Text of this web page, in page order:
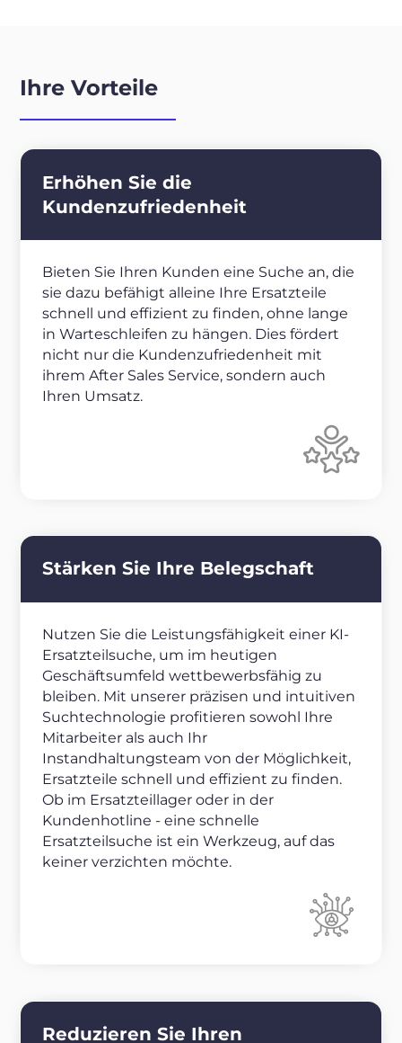
Ihre Vorteile
Erhöhen Sie die
Kundenzufriedenheit
Bieten Sie Ihren Kunden eine Suche an, die
sie dazu befähigt alleine Ihre Ersatzteile
schnell und effizient zu finden, ohne lange
in Warteschleifen zu hängen. Dies fördert
nicht nur die Kundenzufriedenheit mit
ihrem After Sales Service, sondern auch
Ihren Umsatz.
Stärken Sie Ihre Belegschaft
Nutzen Sie die Leistungsfähigkeit einer KI-
Ersatzteilsuche, um im heutigen
Geschäftsumfeld wettbewerbsfähig zu
bleiben. Mit unserer präzisen und intuitiven
Suchtechnologie profitieren sowohl Ihre
Mitarbeiter als auch Ihr
Instandhaltungsteam von der Möglichkeit,
Ersatzteile schnell und effizient zu finden.
Ob im Ersatzteillager oder in der
Kundenhotline - eine schnelle
Ersatzteilsuche ist ein Werkzeug, auf das
keiner verzichten möchte.
Reduzieren Sie Ihren